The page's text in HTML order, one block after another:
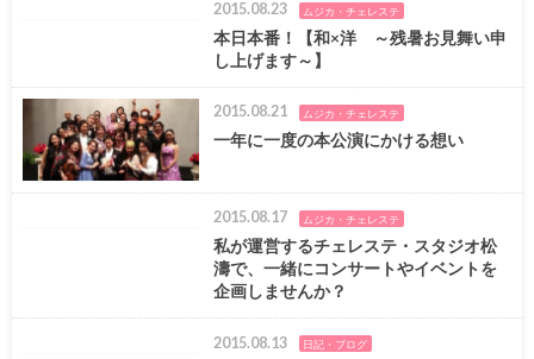
2015.08.23 ムジカ・チェレステ
本日本番！【和×洋 ～残暑お見舞い申
し上げます～】
2015.08.21 ムジカ・チェレステ
一年に一度の本公演にかける想い
2015.08.17 ムジカ・チェレステ
私が運営するチェレステ・スタジオ松
濤で、一緒にコンサートやイベントを
企画しませんか？
2015.08.13 日記・ブログ